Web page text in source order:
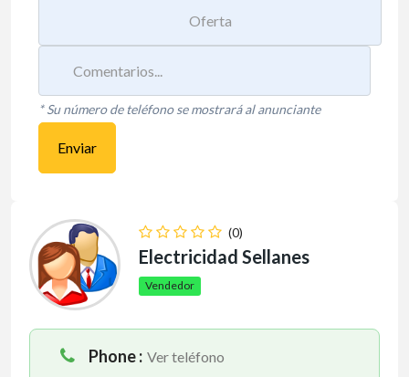
* Su número de teléfono se mostrará al anunciante
Enviar
(0)
Electricidad Sellanes
Vendedor
Phone : Ver teléfono